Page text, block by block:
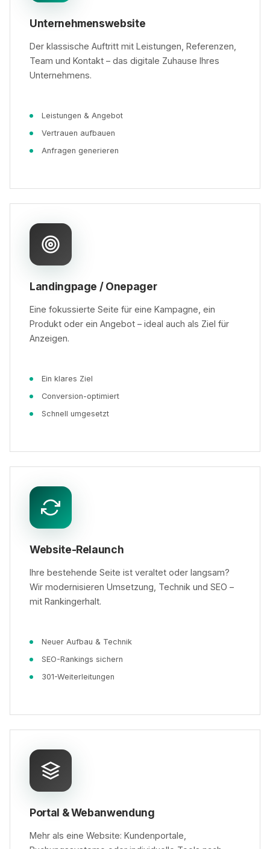
Unternehmenswebsite
Der klassische Auftritt mit Leistungen, Referenzen,
Team und Kontakt – das digitale Zuhause Ihres
Unternehmens.
Leistungen & Angebot
Vertrauen aufbauen
Anfragen generieren
Landingpage / Onepager
Eine fokussierte Seite für eine Kampagne, ein
Produkt oder ein Angebot – ideal auch als Ziel für
Anzeigen.
Ein klares Ziel
Conversion-optimiert
Schnell umgesetzt
Website-Relaunch
Ihre bestehende Seite ist veraltet oder langsam?
Wir modernisieren Umsetzung, Technik und SEO –
mit Rankingerhalt.
Neuer Aufbau & Technik
SEO-Rankings sichern
301-Weiterleitungen
Portal & Webanwendung
Mehr als eine Website: Kundenportale,